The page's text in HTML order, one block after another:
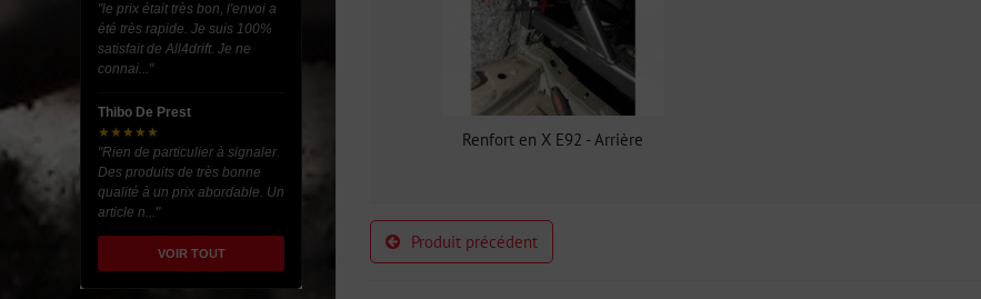
Renfort en X E92 - Arrière
Produit précédent
"le prix était très bon, l'envoi a
été très rapide. Je suis 100%
satisfait de All4drift. Je ne
connai..."
Thibo De Prest
★★★★★
"Rien de particulier à signaler.
Des produits de très bonne
qualité à un prix abordable. Un
article n..."
VOIR TOUT